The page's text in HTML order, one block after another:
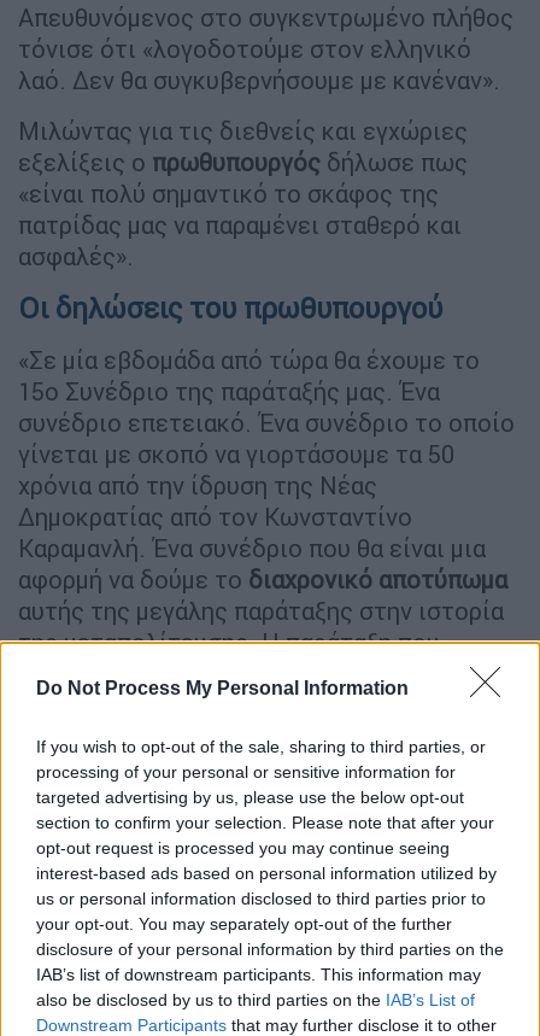
Do Not Process My Personal Information
If you wish to opt-out of the sale, sharing to third parties, or
processing of your personal or sensitive information for
targeted advertising by us, please use the below opt-out
section to confirm your selection. Please note that after your
opt-out request is processed you may continue seeing
interest-based ads based on personal information utilized by
us or personal information disclosed to third parties prior to
your opt-out. You may separately opt-out of the further
disclosure of your personal information by third parties on the
IAB’s list of downstream participants. This information may
also be disclosed by us to third parties on the IAB’s List of
Downstream Participants that may further disclose it to other
Απευθυνόμενος στο συγκεντρωμένο πλήθος
τόνισε ότι «λογοδοτούμε στον ελληνικό
λαό. Δεν θα συγκυβερνήσουμε με κανέναν».
Μιλώντας για τις διεθνείς και εγχώριες
εξελίξεις ο πρωθυπουργός δήλωσε πως
«είναι πολύ σημαντικό το σκάφος της
πατρίδας μας να παραμένει σταθερό και
ασφαλές».
Οι δηλώσεις του πρωθυπουργού
«Σε μία εβδομάδα από τώρα θα έχουμε το
15ο Συνέδριο της παράταξής μας. Ένα
συνέδριο επετειακό. Ένα συνέδριο το οποίο
γίνεται με σκοπό να γιορτάσουμε τα 50
χρόνια από την ίδρυση της Νέας
Δημοκρατίας από τον Κωνσταντίνο
Καραμανλή. Ένα συνέδριο που θα είναι μια
αφορμή να δούμε το διαχρονικό αποτύπωμα
αυτής της μεγάλης παράταξης στην ιστορία
της μεταπολίτευσης. Η παράταξη που
αποκατέστησε τη Δημοκρατία. Η παράταξη
που έβαλε την Ελλάδα στην Ευρώπη. Η
παράταξη που κράτησε την Ελλάδα στην
Ευρώπη και η παράταξη που σήμερα κάνει
τηνΕλλάδαμια πραγματικά ευρωπαϊκή χώρα
Αυτή είναι η μεγάλη δικιά μας παρακαταθήκη.
Μια παρακαταθήκη η οποία γίνεται ολοένα
και πιο επίκαιρη εν όψει των μεγάλων
κρίσεων και των μεγάλων δυσκολιών που
καλείται και σήμερα να αντιμετωπίσει η
χώρα σε ένα περιβάλλον γεωπολιτικής
αστάθειας», δήλωσε αρχικά.